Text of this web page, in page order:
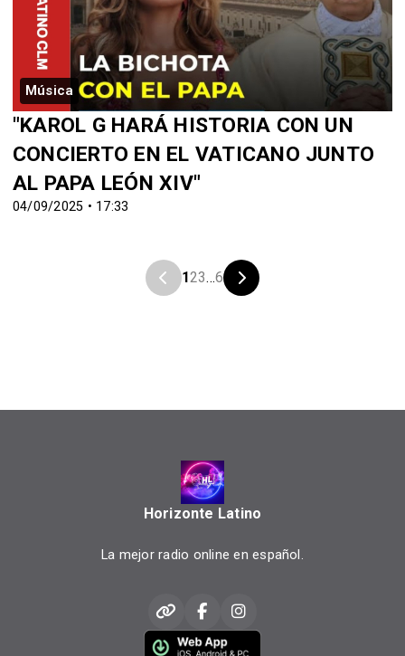
Música
04/09/2025 • 17:33
"KAROL G HARÁ HISTORIA CON UN
CONCIERTO EN EL VATICANO JUNTO
AL PAPA LEÓN XIV"
123...6
Horizonte Latino
La mejor radio online en español.